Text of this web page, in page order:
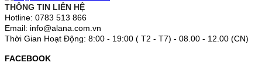
THÔNG TIN LIÊN HỆ
Hotline: 0783 513 866
Email: info@alana.com.vn
Thời Gian Hoạt Động: 8:00 - 19:00 ( T2 - T7) - 08.00 - 12.00 (CN)
FACEBOOK